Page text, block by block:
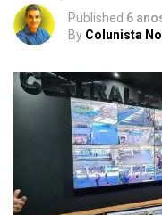
Published 6
By Colunista